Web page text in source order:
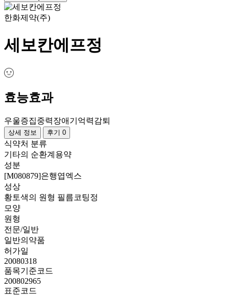
한화제약(주)
세보칸에프정
효능효과
우울증집중력장애 기억력감퇴
상세 정보 후기 0
식약처 분류
기타의 순환계용약
성분
[M080879]은행엽엑스
성상
황토색의 원형 필름코팅정
모양
원형
전문/일반
일반의약품
허가일
20080318
품목기준코드
200802965
표준코드